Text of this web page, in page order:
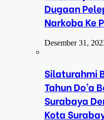
Dugaan
Narkoba Ke
Desember 31,
Silaturahmi
Tahun Do’a
Surabaya
Kota